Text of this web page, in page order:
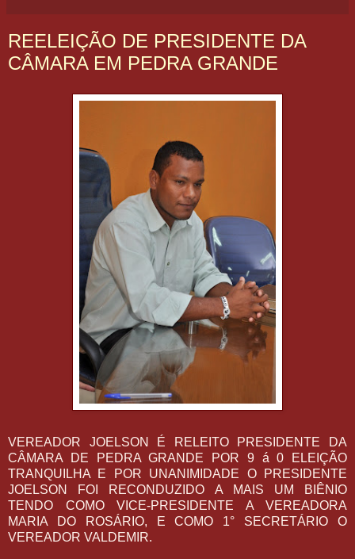
REELEIÇÃO DE PRESIDENTE DA
CÂMARA EM PEDRA GRANDE
VEREADOR JOELSON É RELEITO PRESIDENTE DA
CÂMARA DE PEDRA GRANDE POR 9 á 0 ELEIÇÃO
TRANQUILHA E POR UNANIMIDADE O PRESIDENTE
JOELSON FOI RECONDUZIDO A MAIS UM BIÊNIO
TENDO COMO VICE-PRESIDENTE A VEREADORA
MARIA DO ROSÁRIO, E COMO 1° SECRETÁRIO O
VEREADOR VALDEMIR.